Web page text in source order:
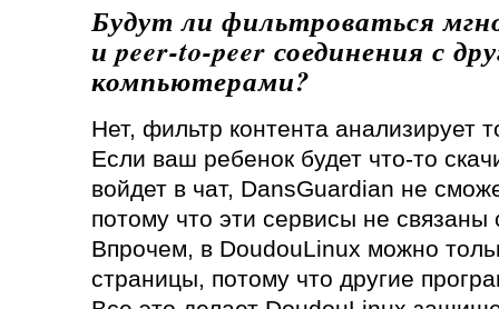
Будут ли фильтроваться
и peer-to-peer соединения с
компьютерами?
Нет, фильтр контента анализирует
Если ваш ребенок будет что-то
войдет в чат, DansGuardian не
потому что эти сервисы не
Впрочем, в DoudouLinux можно
страницы, потому что другие